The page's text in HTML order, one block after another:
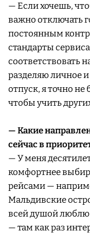
— Если хочешь,
важно отключать
постоянным
стандарты
соответствовать
разделяю личное и
отпуск, я точно не
чтобы учить
— Какие
сейчас в
— У меня
комфортнее
рейсами —
Мальдивские
всей душой люблю
— там как раз